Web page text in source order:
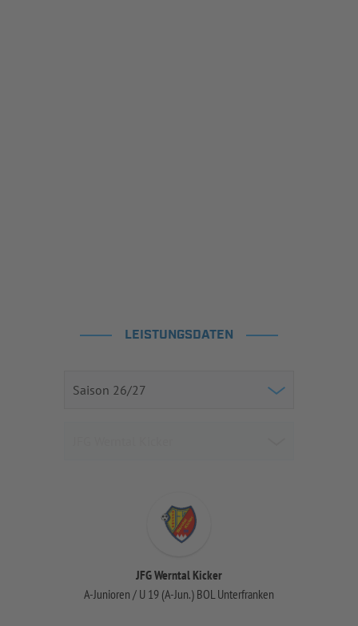
LEISTUNGSDATEN
JFG Werntal Kicker
A-Junioren / U 19 (A-Jun.) BOL Unterfranken